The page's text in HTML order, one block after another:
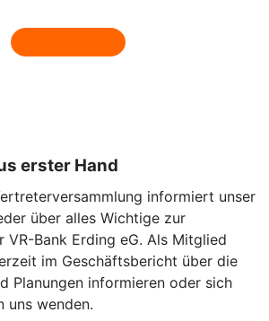
erster Hand
informiert unser
über alles Wichtige zur
Bank Erding eG. Als Mitglied
im Geschäftsbericht über die
Planungen informieren oder sich
uns wenden.